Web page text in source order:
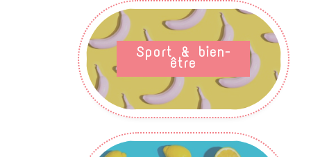
Sport & bien-
être